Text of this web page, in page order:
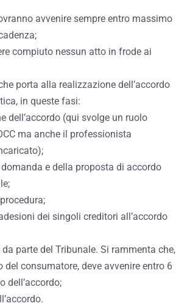
avvenire sempre entro massimo
compiuto nessun atto in frode ai
porta alla realizzazione dell’accordo
in queste fasi:
dell’accordo (qui svolge un ruolo
ma anche il professionista
e della proposta di accordo
dei singoli creditori all’accordo
parte del Tribunale. Si rammenta che,
del consumatore, deve avvenire entro 6
dell’accordo;